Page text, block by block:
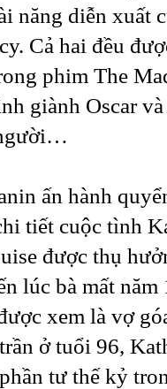
năng diễn xuất
Cả hai đều
phim The
giành Oscar
ấn hành
tiết cuộc tình
được thụ
lúc bà mất
xem là vợ
ở tuổi 96,
tư thế kỷ